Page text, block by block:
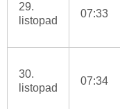
29.
listopad
07:33
30.
listopad
07:34